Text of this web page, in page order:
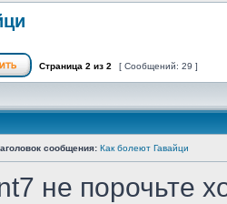
Страница 2 из 2 [ Сообщений: 29 ]
сообщения: Как болеют Гавайци
не порочьте